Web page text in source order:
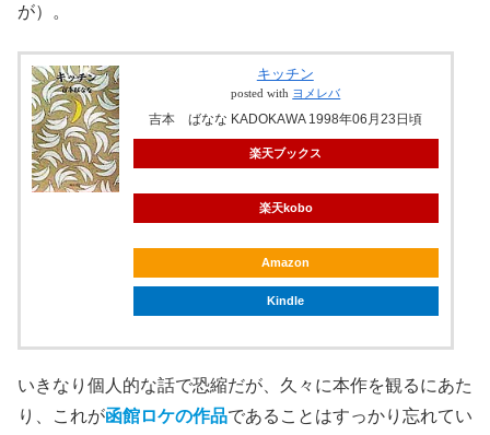
が）。
キッチン
posted with ヨメレバ
吉本 ばなな KADOKAWA 1998年06月23日頃
楽天ブックス
楽天kobo
Amazon
Kindle
いきなり個人的な話で恐縮だが、久々に本作を観るにあた
り、これが函館ロケの作品であることはすっかり忘れてい